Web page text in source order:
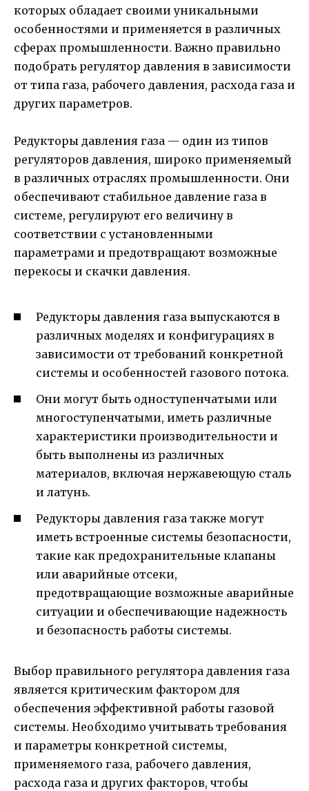
которых обладает своими уникальными
особенностями и применяется в различных
сферах промышленности. Важно правильно
подобрать регулятор давления в зависимости
от типа газа, рабочего давления, расхода газа и
других параметров.
Редукторы давления газа — один из типов
регуляторов давления, широко применяемый
в различных отраслях промышленности. Они
обеспечивают стабильное давление газа в
системе, регулируют его величину в
соответствии с установленными
параметрами и предотвращают возможные
перекосы и скачки давления.
Редукторы давления газа выпускаются в
различных моделях и конфигурациях в
зависимости от требований конкретной
системы и особенностей газового потока.
Они могут быть одноступенчатыми или
многоступенчатыми, иметь различные
характеристики производительности и
быть выполнены из различных
материалов, включая нержавеющую сталь
и латунь.
Редукторы давления газа также могут
иметь встроенные системы безопасности,
такие как предохранительные клапаны
или аварийные отсеки,
предотвращающие возможные аварийные
ситуации и обеспечивающие надежность
и безопасность работы системы.
Выбор правильного регулятора давления газа
является критическим фактором для
обеспечения эффективной работы газовой
системы. Необходимо учитывать требования
и параметры конкретной системы,
применяемого газа, рабочего давления,
расхода газа и других факторов, чтобы